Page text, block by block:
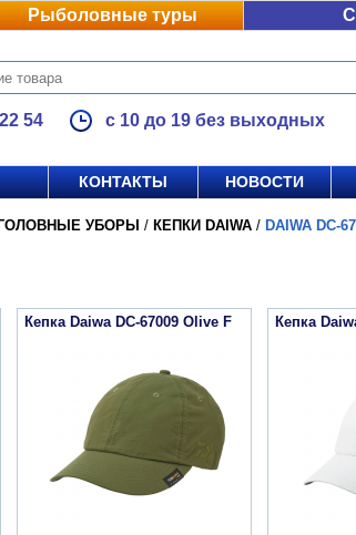
Рыболовные туры
54 с 10 до 19 без выходных
КОНТАКТЫ НОВОСТИ
ГОЛОВНЫЕ УБОРЫ / КЕПКИ DAIWA / DAIWA DC-
Кепка Daiwa DC-67009 Olive F Кепка